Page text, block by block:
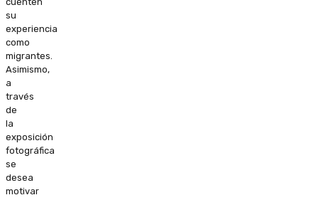
su
experiencia
como
migrantes.
Asimismo,
a
través
de
la
exposición
fotográfica
se
desea
motivar